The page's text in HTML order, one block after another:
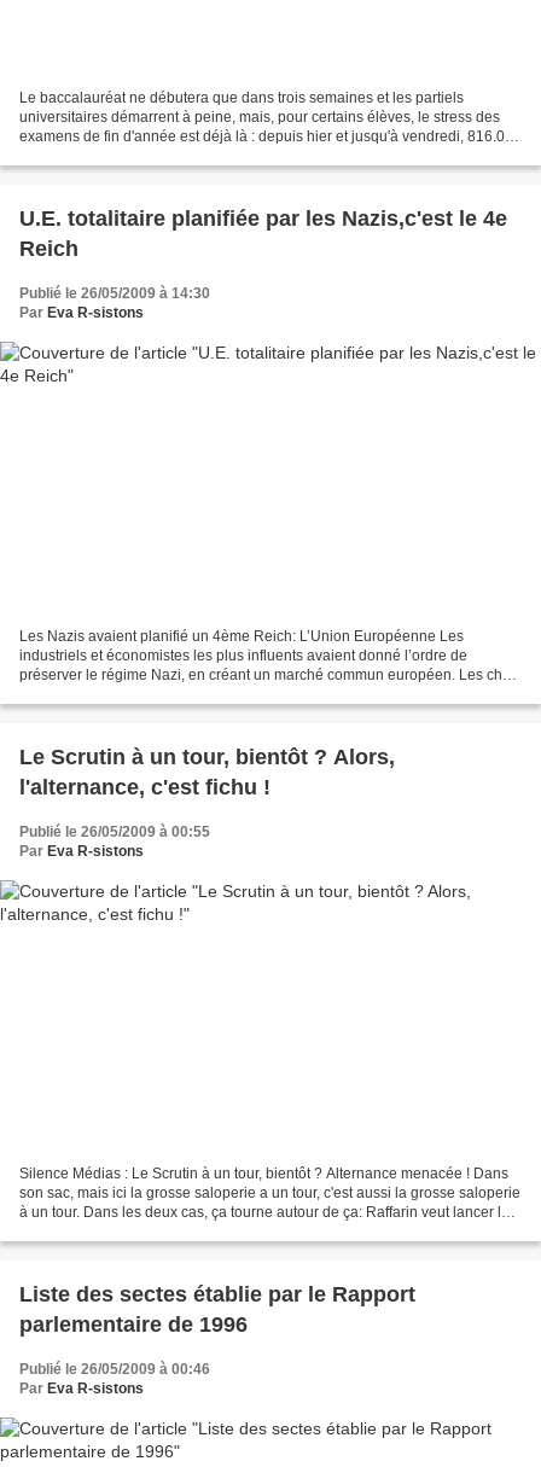
Le baccalauréat ne débutera que dans trois semaines et les partiels
universitaires démarrent à peine, mais, pour certains élèves, le stress des
examens de fin d'année est déjà là : depuis hier et jusqu'à vendredi, 816.000
U.E. totalitaire planifiée par les Nazis,c'est le 4e
Reich
Publié le 26/05/2009 à 14:30
Par Eva R-sistons
Les Nazis avaient planifié un 4ème Reich: L’Union Européenne Les
industriels et économistes les plus influents avaient donné l’ordre de
préserver le régime Nazi, en créant un marché commun européen. Les chefs
Le Scrutin à un tour, bientôt ? Alors,
l'alternance, c'est fichu !
Publié le 26/05/2009 à 00:55
Par Eva R-sistons
Silence Médias : Le Scrutin à un tour, bientôt ? Alternance menacée ! Dans
son sac, mais ici la grosse saloperie a un tour, c'est aussi la grosse saloperie
à un tour. Dans les deux cas, ça tourne autour de ça: Raffarin veut lancer la
Liste des sectes établie par le Rapport
parlementaire de 1996
Publié le 26/05/2009 à 00:46
Par Eva R-sistons